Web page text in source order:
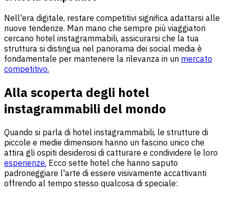
Nell'era digitale, restare competitivi significa adattarsi alle
nuove tendenze. Man mano che sempre più viaggiatori
cercano hotel instagrammabili, assicurarsi che la tua
struttura si distingua nel panorama dei social media è
fondamentale per mantenere la rilevanza in un mercato
competitivo.
Alla scoperta degli hotel
instagrammabili del mondo
Quando si parla di hotel instagrammabili, le strutture di
piccole e medie dimensioni hanno un fascino unico che
attira gli ospiti desiderosi di catturare e condividere le loro
esperienze. Ecco sette hotel che hanno saputo
padroneggiare l'arte di essere visivamente accattivanti
offrendo al tempo stesso qualcosa di speciale: